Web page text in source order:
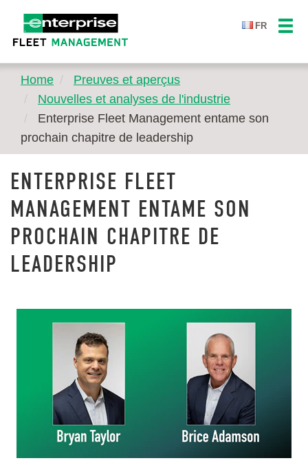
FR
Home
Preuves et aperçus
Nouvelles et analyses de l'industrie
Enterprise Fleet Management entame son
prochain chapitre de leadership
ENTERPRISE FLEET
MANAGEMENT ENTAME SON
PROCHAIN CHAPITRE DE
LEADERSHIP